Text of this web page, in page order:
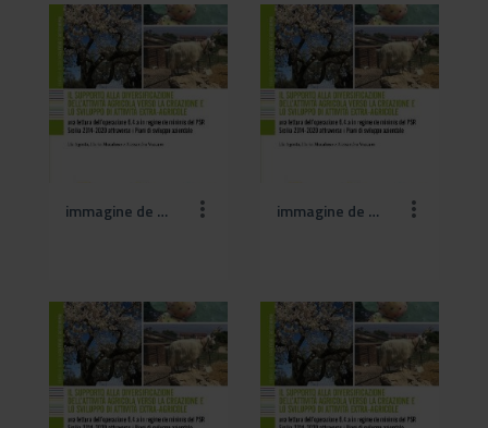
immagine de minimis def (1).jpg immagine de minimis def (2).jpg